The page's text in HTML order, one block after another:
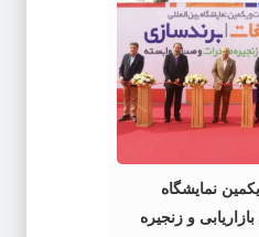
نمایشگاه
و زنجیره